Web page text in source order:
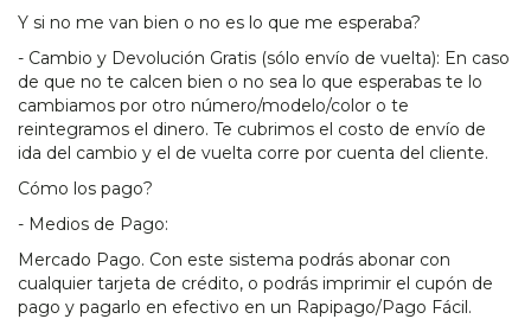
Y si no me van bien o no es lo que me esperaba?
- Cambio y Devolución Gratis (sólo envío de vuelta): En caso
de que no te calcen bien o no sea lo que esperabas te lo
cambiamos por otro número/modelo/color o te
reintegramos el dinero. Te cubrimos el costo de envío de
ida del cambio y el de vuelta corre por cuenta del cliente.
Cómo los pago?
- Medios de Pago:
Mercado Pago. Con este sistema podrás abonar con
cualquier tarjeta de crédito, o podrás imprimir el cupón de
pago y pagarlo en efectivo en un Rapipago/Pago Fácil.